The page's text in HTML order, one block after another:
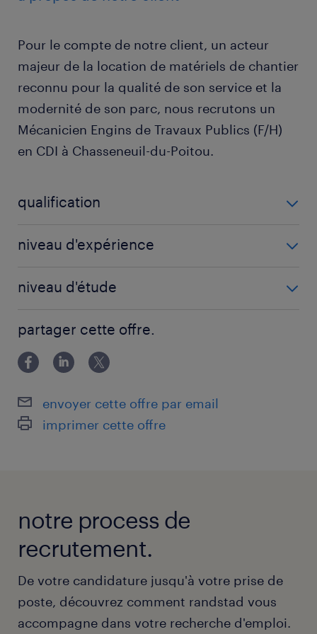
Pour le compte de notre client, un acteur
majeur de la location de matériels de chantier
reconnu pour la qualité de son service et la
modernité de son parc, nous recrutons un
Mécanicien Engins de Travaux Publics (F/H)
en CDI à Chasseneuil-du-Poitou.
qualification
machines agricoles (F/H)
niveau d'expérience
niveau d'étude
partager cette offre.
envoyer cette offre par email
imprimer cette offre
notre process de
recrutement.
De votre candidature jusqu'à votre prise de
poste, découvrez comment randstad vous
accompagne dans votre recherche d'emploi.